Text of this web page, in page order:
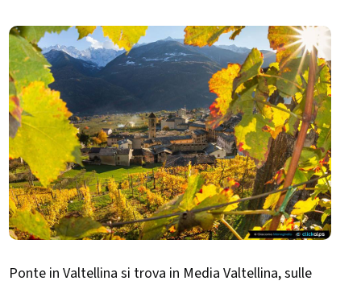
Ponte in Valtellina si trova in Media Valtellina, sulle